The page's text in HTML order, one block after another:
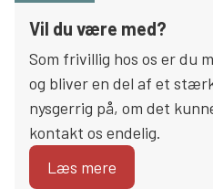
Vil du være med?
Som frivillig hos os er du
og bliver en del af et
nysgerrig på, om det
kontakt os endelig.
Læs mere